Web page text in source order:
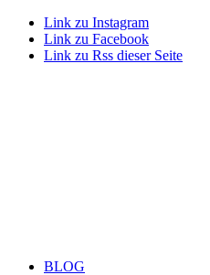
Link zu Instagram
Link zu Facebook
Link zu Rss dieser Seite
BLOG